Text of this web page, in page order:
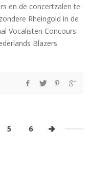
en de concertzalen te
Rheingold in de
Vocalisten Concours
Blazers
5 6